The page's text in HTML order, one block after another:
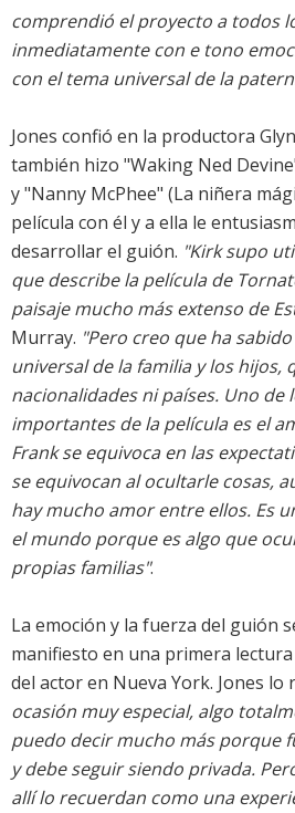
comprendió el proyecto a todos
inmediatamente con e tono
con el tema universal de la
Jones confió en la productora
también hizo "Waking Ned
y "Nanny McPhee" (La niñera
película con él y a ella le
desarrollar el guión. "Kirk supo
que describe la película de
paisaje mucho más extenso de
Murray. "Pero creo que ha
universal de la familia y los hijos,
nacionalidades ni países. Uno de
importantes de la película es el
Frank se equivoca en las
se equivocan al ocultarle cosas,
hay mucho amor entre ellos. Es
el mundo porque es algo que
propias familias".
La emoción y la fuerza del guión
manifiesto en una primera
del actor en Nueva York. Jones lo
ocasión muy especial, algo
puedo decir mucho más porque
y debe seguir siendo privada.
allí lo recuerdan como una